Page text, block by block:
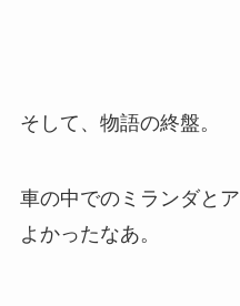
そして、物語の終盤。
車の中でのミランダと
よかったなあ。